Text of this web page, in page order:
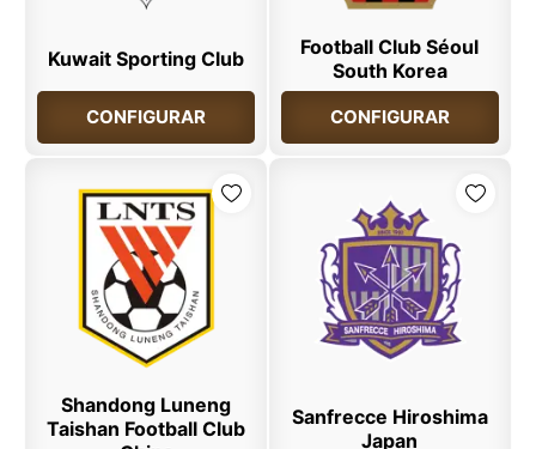
Kuwait Sporting Club
CONFIGURAR
Football Club Séoul
South Korea
CONFIGURAR
Shandong Luneng
Taishan Football Club
Sanfrecce Hiroshima
Japan